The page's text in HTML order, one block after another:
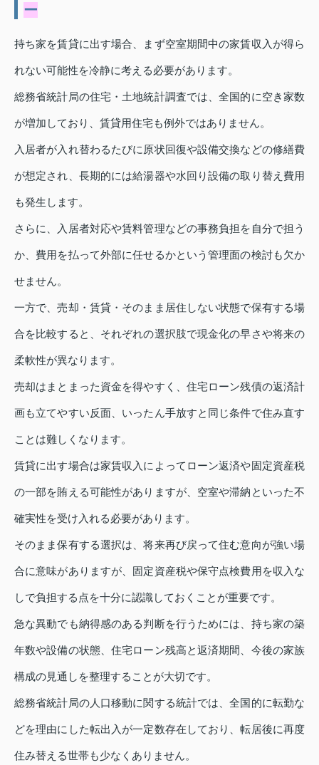
ー
持ち家を賃貸に出す場合、まず空室期間中の家賃収入が得ら
れない可能性を冷静に考える必要があります。
総務省統計局の住宅・土地統計調査では、全国的に空き家数
が増加しており、賃貸用住宅も例外ではありません。
入居者が入れ替わるたびに原状回復や設備交換などの修繕費
が想定され、長期的には給湯器や水回り設備の取り替え費用
も発生します。
さらに、入居者対応や賃料管理などの事務負担を自分で担う
か、費用を払って外部に任せるかという管理面の検討も欠か
せません。
一方で、売却・賃貸・そのまま居住しない状態で保有する場
合を比較すると、それぞれの選択肢で現金化の早さや将来の
柔軟性が異なります。
売却はまとまった資金を得やすく、住宅ローン残債の返済計
画も立てやすい反面、いったん手放すと同じ条件で住み直す
ことは難しくなります。
賃貸に出す場合は家賃収入によってローン返済や固定資産税
の一部を賄える可能性がありますが、空室や滞納といった不
確実性を受け入れる必要があります。
そのまま保有する選択は、将来再び戻って住む意向が強い場
合に意味がありますが、固定資産税や保守点検費用を収入な
しで負担する点を十分に認識しておくことが重要です。
急な異動でも納得感のある判断を行うためには、持ち家の築
年数や設備の状態、住宅ローン残高と返済期間、今後の家族
構成の見通しを整理することが大切です。
総務省統計局の人口移動に関する統計では、全国的に転勤な
どを理由にした転出入が一定数存在しており、転居後に再度
住み替える世帯も少なくありません。